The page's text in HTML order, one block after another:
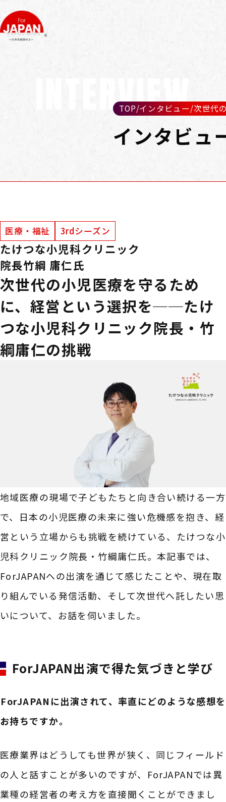
INTERVIEW
インタビュ
TOP/インタビュー/次世代
医療・福祉 3rdシーズン
たけつな小児科クリニック
院長竹綱 庸仁氏
次世代の小児医療を守るため
に、経営という選択を──たけ
つな小児科クリニック院長・竹
綱庸仁の挑戦
地域医療の現場で子どもたちと向き合い続ける一方
で、日本の小児医療の未来に強い危機感を抱き、経
営という立場からも挑戦を続けている、たけつな小
児科クリニック院長・竹綱庸仁氏。本記事では、
ForJAPANへの出演を通じて感じたことや、現在取
り組んでいる発信活動、そして次世代へ託したい思
いについて、お話を伺いました。
ForJAPAN出演で得た気づきと学び
――ForJAPANに出演されて、率直にどのような感想を
お持ちですか。
医療業界はどうしても世界が狭く、同じフィールド
の人と話すことが多いのですが、ForJAPANでは異
業種の経営者の考え方を直接聞くことができまし